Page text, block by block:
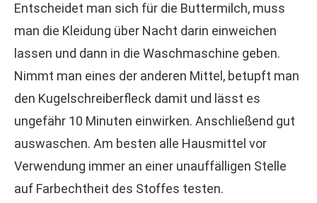
Entscheidet man sich für die Buttermilch, muss
man die Kleidung über Nacht darin einweichen
lassen und dann in die Waschmaschine geben.
Nimmt man eines der anderen Mittel, betupft man
den Kugelschreiberfleck damit und lässt es
ungefähr 10 Minuten einwirken. Anschließend gut
auswaschen. Am besten alle Hausmittel vor
Verwendung immer an einer unauffälligen Stelle
auf Farbechtheit des Stoffes testen.